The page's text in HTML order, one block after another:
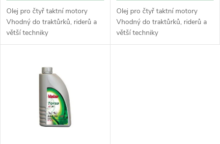
u
k
u
k
Olej pro čtyř taktní motory
Vhodný do traktůrků, riderů a
větší techniky
Olej pro čtyř taktní motory
Vhodný do traktůrků, riderů a
větší techniky